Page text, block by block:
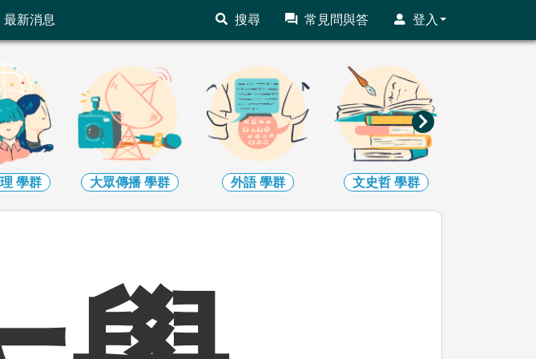
最新消息 搜尋 常見問與答 登入
學群 大眾傳播 學群 外語學群 文史哲 學群